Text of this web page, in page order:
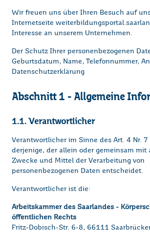
Wir freuen uns über Ihren Besuch auf
Internetseite
Interesse an unserem Unternehmen.
Der Schutz Ihrer personenbezogenen
Geburtsdatum, Name, Telefonnummer,
Datenschutzerklärung
Abschnitt 1 - Allgemeine
1.1. Verantwortlicher
Verantwortlicher im Sinne des Art. 4 Nr. 7
derjenige, der allein oder gemeinsam mit
Zwecke und Mittel der Verarbeitung von
personenbezogenen Daten entscheidet.
Verantwortlicher ist die:
Arbeitskammer des Saarlandes -
öffentlichen Rechts
Fritz-Dobisch-Str. 6-8, 66111